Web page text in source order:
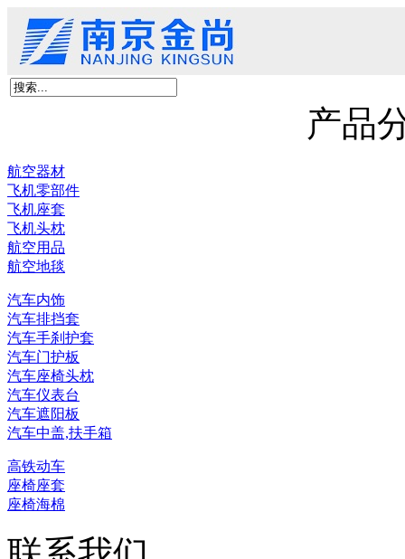
产品
航空器材
飞机零部件
飞机座套
飞机头枕
航空用品
航空地毯
汽车内饰
汽车排挡套
汽车手刹护套
汽车门护板
汽车座椅头枕
汽车仪表台
汽车遮阳板
汽车中盖,扶手箱
高铁动车
座椅座套
座椅海棉